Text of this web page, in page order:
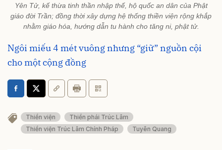
Yên Tử, kế thừa tinh thần nhập thế, hộ quốc an dân của Phật
giáo đời Trần; đồng thời xây dựng hệ thống thiền viện rộng khắp
nhằm giáo hóa, hướng dẫn tu hành cho tăng ni, phật tử.
Ngôi miếu 4 mét vuông nhưng “giữ” nguồn cội
cho một cộng đồng
Thiền viện
Thiền phái Trúc Lâm
Thiền viện Trúc Lâm Chính Pháp
Tuyên Quang